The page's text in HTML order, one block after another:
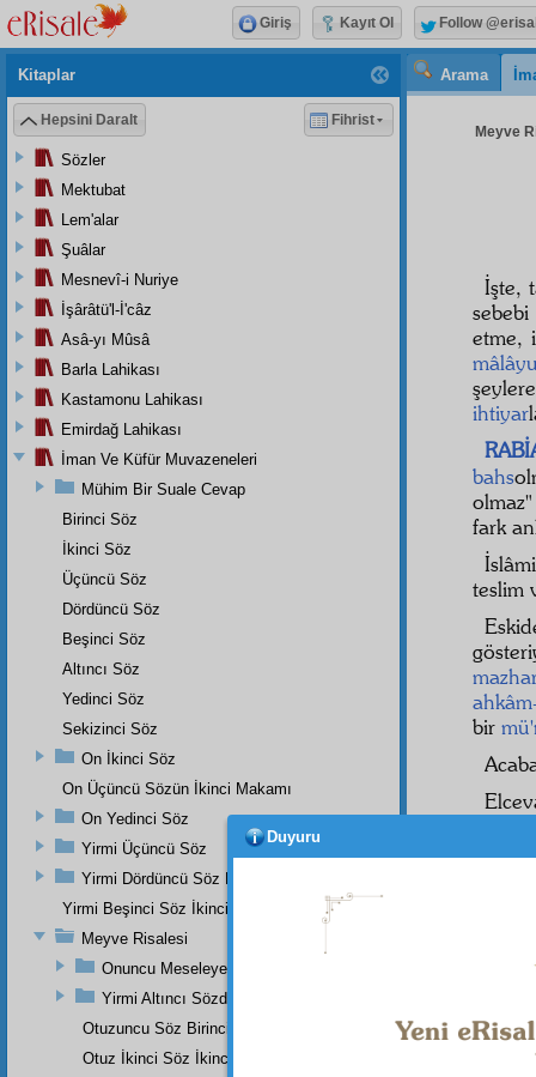
Arama
Meyve
İşte,
etme,
ihtiyar
bahs
fark
teslim
bir
Kitaplar
Hepsini Daralt Fihrist
Sözler
Mektubat
Lem'alar
Şuâlar
Mesnevî-i Nuriye
İşârâtü'l-İ'câz
Asâ-yı Mûsâ
Barla Lahikası
Kastamonu Lahikası
Emirdağ Lahikası
İman Ve Küfür Muvazeneleri
Mühim Bir Suale Cevap
Birinci Söz
İkinci Söz
Üçüncü Söz
Dördüncü Söz
Beşinci Söz
Altıncı Söz
Yedinci Söz
Sekizinci Söz
On İkinci Söz
On Üçüncü Sözün İkinci Makamı
On Yedinci Söz
Yirmi Üçüncü Söz
Yirmi Dördüncü Söz Beşinci Dal
Yirmi Beşinci Söz İkinci Cilve
Meyve Risalesi
Onuncu Meseleye Bir Hatime Olarak İki Haşiye
Yirmi Altıncı Sözden
Otuzuncu Söz Birinci Maksat
Otuz İkinci Söz İkinci Noktanın İkinci Mebhası
Giriş Kayıt Ol Follow
Duyuru